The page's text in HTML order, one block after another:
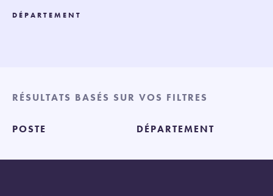
DÉPARTEMENT
RÉSULTATS BASÉS SUR VOS FILTRES
POSTE DÉPARTEMENT